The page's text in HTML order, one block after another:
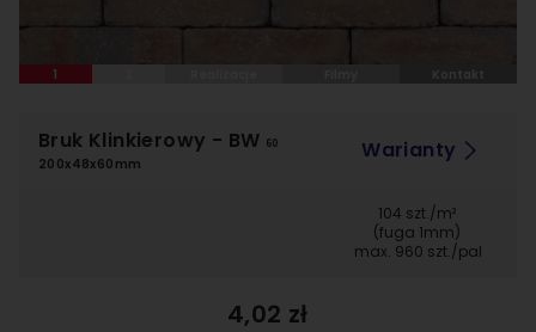
1 Kontakt
Bruk Klinkierowy - BW 60
200x48x60mm
Warianty
104 szt./m²
(fuga 1mm)
max. 960 szt./pal
4,02 zł